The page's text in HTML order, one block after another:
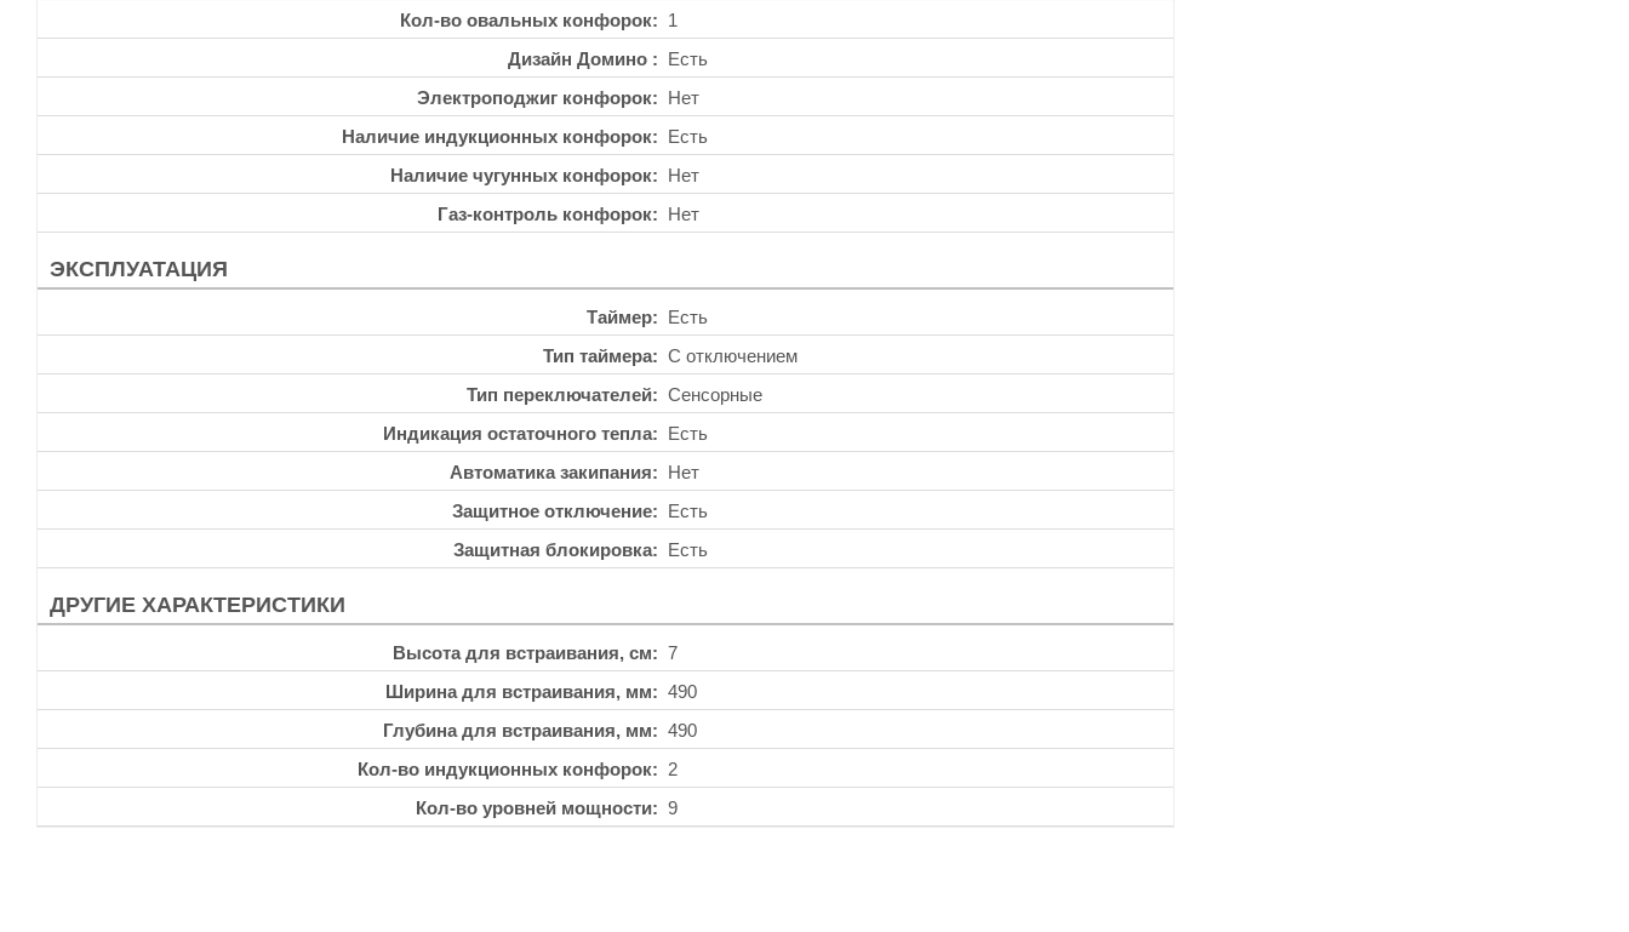
Кол-во овальных конфорок
1
Дизайн Домино
Есть
Электроподжиг конфорок
Нет
Наличие индукционных конфорок
Есть
Наличие чугунных конфорок
Нет
Газ-контроль конфорок
Нет
ЭКСПЛУАТАЦИЯ
Таймер
Есть
Тип таймера
С отключением
Тип переключателей
Сенсорные
Индикация остаточного тепла
Есть
Автоматика закипания
Нет
Защитное отключение
Есть
Защитная блокировка
Есть
ДРУГИЕ ХАРАКТЕРИСТИКИ
Высота для встраивания, см
7
Ширина для встраивания, мм
490
Глубина для встраивания, мм
490
Кол-во индукционных конфорок
2
Кол-во уровней мощности
9